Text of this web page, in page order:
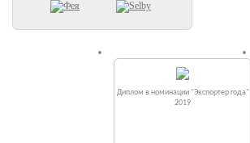
Диплом в номинации "Экспортер года"
2019